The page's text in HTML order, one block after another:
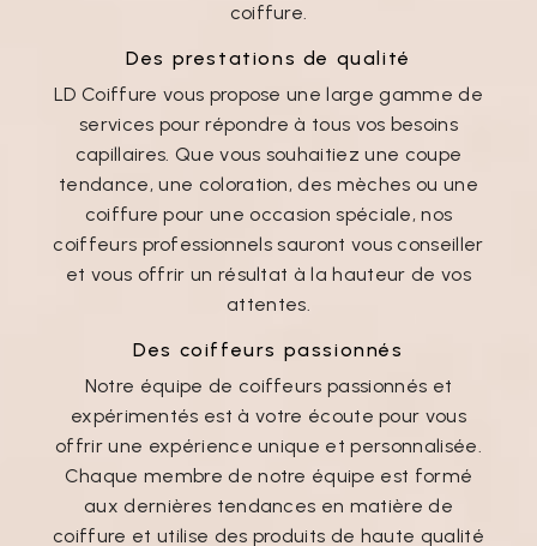
coiffure.
Des prestations de qualité
LD Coiffure vous propose une large gamme de
services pour répondre à tous vos besoins
capillaires. Que vous souhaitiez une coupe
tendance, une coloration, des mèches ou une
coiffure pour une occasion spéciale, nos
coiffeurs professionnels sauront vous conseiller
et vous offrir un résultat à la hauteur de vos
attentes.
Des coiffeurs passionnés
Notre équipe de coiffeurs passionnés et
expérimentés est à votre écoute pour vous
offrir une expérience unique et personnalisée.
Chaque membre de notre équipe est formé
aux dernières tendances en matière de
coiffure et utilise des produits de haute qualité